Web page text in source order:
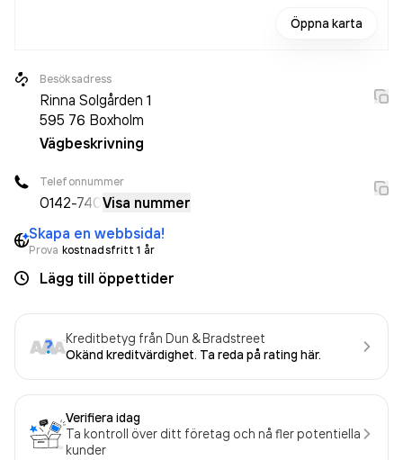
Öppna karta
Besöksadress
Rinna Solgården 1
595 76 Boxholm
Vägbeskrivning
Telefonnummer
0142-740Visa nummer
Skapa en webbsida!
Prova kostnadsfritt 1 år
Lägg till öppettider
Kreditbetyg från Dun & Bradstreet
Okänd kreditvärdighet. Ta reda på rating här.
Verifiera idag
Ta kontroll över ditt företag och nå fler potentiella
kunder